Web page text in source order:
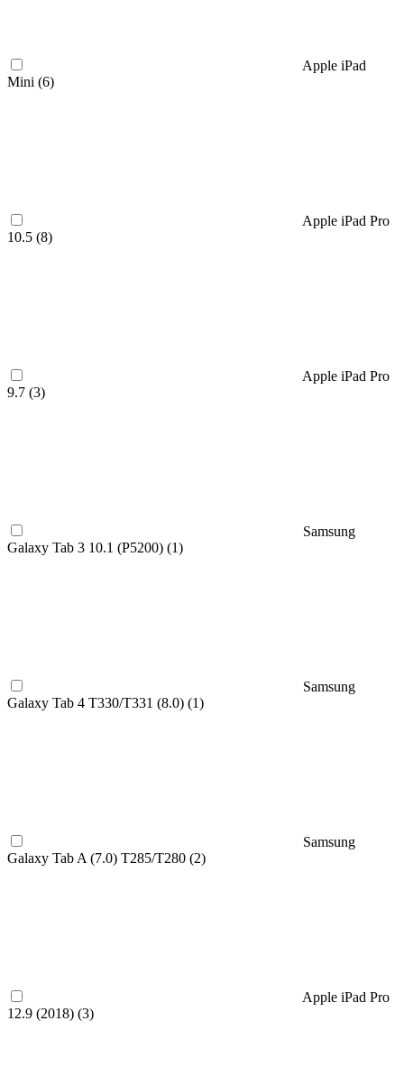
Apple iPad
Mini (6)
Apple iPad Pro
10.5 (8)
Apple iPad Pro
9.7 (3)
Samsung
Galaxy Tab 3 10.1 (P5200) (1)
Samsung
Galaxy Tab 4 T330/T331 (8.0) (1)
Samsung
Galaxy Tab A (7.0) T285/T280 (2)
Apple iPad Pro
12.9 (2018) (3)